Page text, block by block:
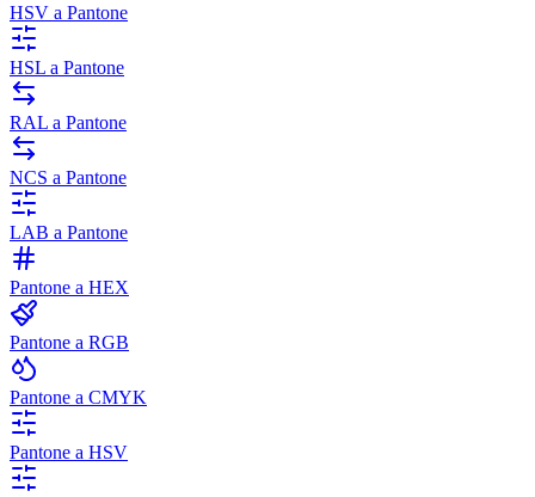
HSV a Pantone
HSL a Pantone
RAL a Pantone
NCS a Pantone
LAB a Pantone
Pantone a HEX
Pantone a RGB
Pantone a CMYK
Pantone a HSV